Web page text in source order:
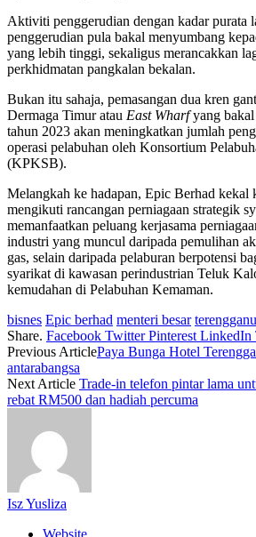
Aktiviti penggerudian dengan kadar purata
penggerudian pula bakal menyumbang
yang lebih tinggi, sekaligus merancakkan
perkhidmatan pangkalan bekalan.
Bukan itu sahaja, pemasangan dua kren
Dermaga Timur atau East Wharfyang bakal
tahun 2023 akan meningkatkan jumlah
operasi pelabuhan oleh Konsortium
(KPKSB).
Melangkah ke hadapan, Epic Berhad kekal
mengikuti rancangan perniagaan strategik
memanfaatkan peluang kerjasama
industri yang muncul daripada pemulihan
gas, selain daripada pelaburan berpotensi
syarikat di kawasan perindustrian Teluk
kemudahan di Pelabuhan Kemaman.
bisnes Epic berhad menteri besar terengganu
Share. Facebook Twitter Pinterest LinkedIn
Previous ArticlePaya Bunga Hotel
antarabangsa
Next Article Trade-in telefon pintar lama
rebat RM500 dan hadiah percuma
Isz Yusliza
Website